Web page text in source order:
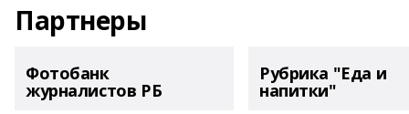
Партнеры
Фотобанк
журналистов РБ
Рубрика "Еда и
напитки"